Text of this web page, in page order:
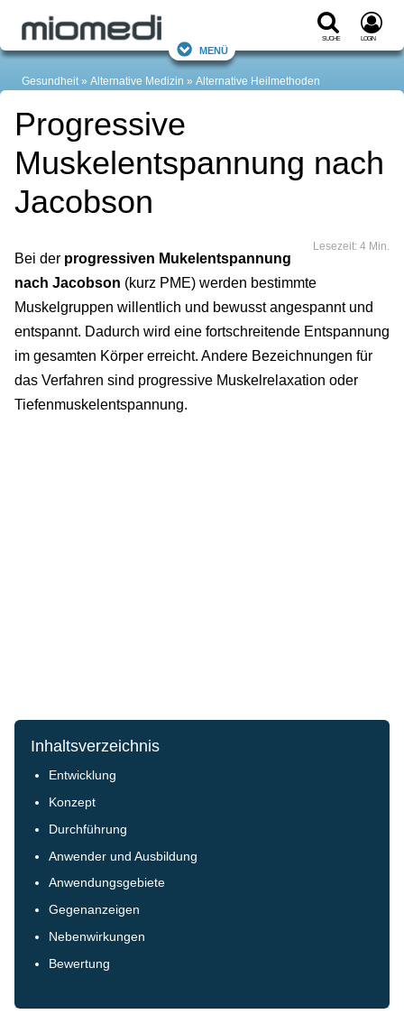
Suche Login
Menü
Gesundheit Alternative Medizin Alternative Heilmethoden
Progressive
Muskelentspannung nach
Jacobson
Lesezeit: 4 Min.
Bei der progressiven Mukelentspannung
nach Jacobson (kurz PME) werden bestimmte
Muskelgruppen willentlich und bewusst angespannt und
entspannt. Dadurch wird eine fortschreitende Entspannung
im gesamten Körper erreicht. Andere Bezeichnungen für
das Verfahren sind progressive Muskelrelaxation oder
Tiefenmuskelentspannung.
Inhaltsverzeichnis
Entwicklung
Konzept
Durchführung
Anwender und Ausbildung
Anwendungsgebiete
Gegenanzeigen
Nebenwirkungen
Bewertung